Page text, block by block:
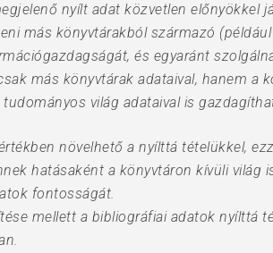
nyílt adat közvetlen előnyökkel
más könyvtárakból származó
és egyaránt
más könyvtárak adataival, hanem a
világ adataival is
növelhető a nyílttá tételükkel,
hatásaként a könyvtáron kívüli
fontosságát.
mellett a bibliográfiai adatok nyílttá